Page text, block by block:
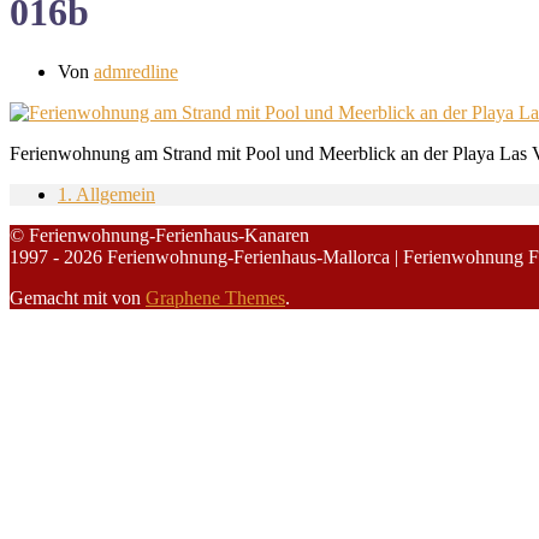
016b
Von admredline
Ferienwohnung am Strand mit Pool und Meerblick an der Playa Las
1. Allgemein
© Ferienwohnung-Ferienhaus-Kanaren
1997 - 2026 Ferienwohnung-Ferienhaus-Mallorca | Ferienwohnung
Gemacht mit von Graphene Themes.